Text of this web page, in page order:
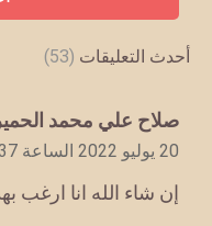
أحدث التعليقات (53)
يقول
صلاح علي محمد
20 يوليو 2022 الساعة 1:37 م
إن شاء الله انا ارغب